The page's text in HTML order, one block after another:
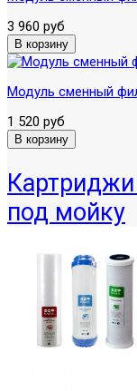
3 960 руб
Модуль сменный
1 520 руб
под мойку